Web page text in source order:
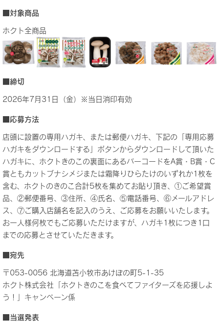
■対象商品
ホクト全商品
■締切
2026年7月31日（金）※当日消印有効
■応募方法
店頭に設置の専用ハガキ、または郵便ハガキ、下記の「専用応募
ハガキをダウンロードする」ボタンからダウンロードして頂いた
ハガキに、ホクトきのこの裏面にあるバーコードをA賞・B賞・C
賞ともカットブナシメジまたは霜降りひらたけのいずれか1枚を
含む、ホクトのきのこ合計5枚を集めてお貼り頂き、①ご希望賞
品、②郵便番号、③住所、④氏名、⑤電話番号、⑥メールアドレ
ス、⑦ご購入店舗名を記入のうえ、ご応募をお願いいたします。
お一人様何枚でもご応募いただけますが、ハガキ1枚につき1口
までの応募とさせていただきます。
■宛先
〒053-0056 北海道苫小牧市あけぼの町5-1-35
ホクト株式会社「ホクトきのこを食べてファイターズを応援しよ
う！」キャンペーン係
■当選発表